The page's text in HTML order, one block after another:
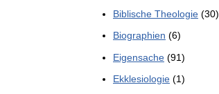
Biblische Theologie (30)
Biographien (6)
Eigensache (91)
Ekklesiologie (1)